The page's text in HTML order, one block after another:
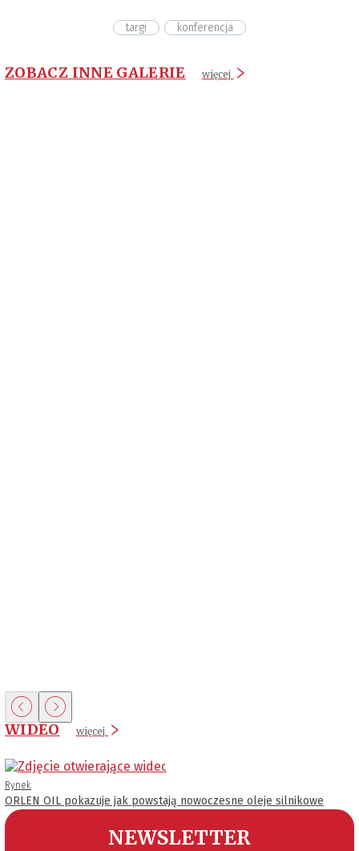
targi konferencja
ZOBACZ INNE GALERIE więcej
WIDEO więcej
Rynek
ORLEN OIL pokazuje jak powstają nowoczesne oleje silnikowe
NEWSLETTER